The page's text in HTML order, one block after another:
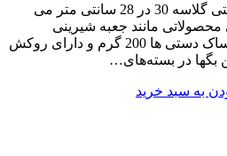
سایز کف این ساک دستی گلاسه 30 در 28 سانتی متر می
مانند جعبه شیرینی
استفاده می شود. این ساک دستی ها 200 گرم و دارای روکش
در بسته‌های…
سبد خرید